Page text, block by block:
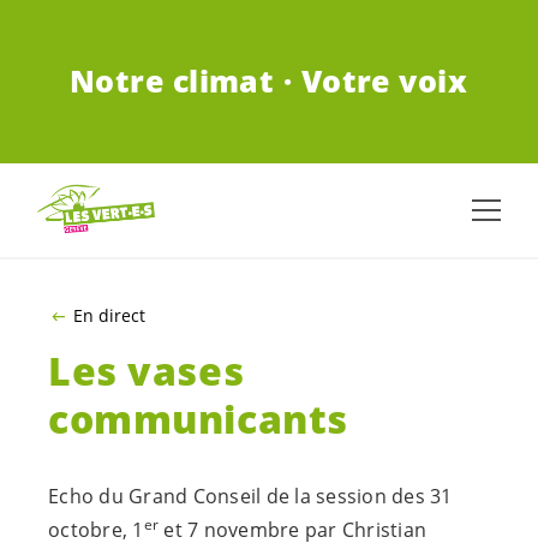
Notre climat · Votre voix
En direct
Les vases
communicants
Echo du Grand Conseil de la session des 31
octobre, 1 er et 7 novembre par Christian